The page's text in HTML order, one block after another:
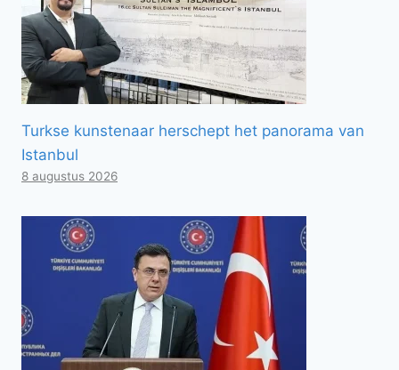
Turkse kunstenaar herschept het panorama van
Istanbul
8 augustus 2026